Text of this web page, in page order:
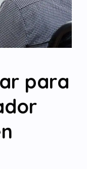
para